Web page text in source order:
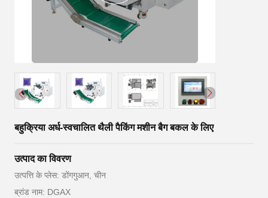
बहुक्रिया अर्ध-स्वचालित थैली पैकिंग मशीन बैग बकल के लिए
उत्पाद का विवरण
उत्पत्ति के प्लेस: डोंगगुआन, चीन
ब्रांड नाम: DGAX